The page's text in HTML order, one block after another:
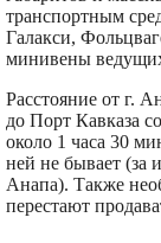
транспортным
Галакси,
минивены
Расстояние от г.
до Порт Кавказа
около 1 часа 30
ней не бывает (за
Анапа). Также
перестают